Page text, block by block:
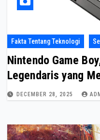
Fakta Tentang Teknologi
Nintendo Game
Legendaris yang
DECEMBER 28, 2025